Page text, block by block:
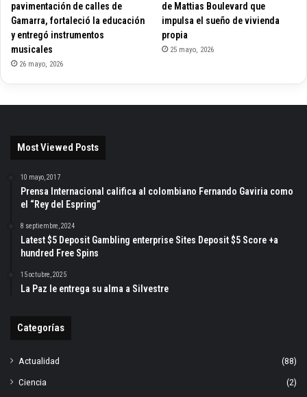
pavimentación de calles de
Gamarra, fortaleció la educación
y entregó instrumentos
musicales
26 mayo, 2026
de Mattias Boulevard que
impulsa el sueño de vivienda
propia
25 mayo, 2026
Most Viewed Posts
10 mayo, 2017
Prensa Internacional califica al colombiano Fernando Gaviria como
el “Rey del Espring”
8 septiembre, 2024
Latest $5 Deposit Gambling enterprise Sites Deposit $5 Score +a
hundred Free Spins
15 octubre, 2025
La Paz le entrega su alma a Silvestre
Categorías
Actualidad
(88)
Ciencia
(2)